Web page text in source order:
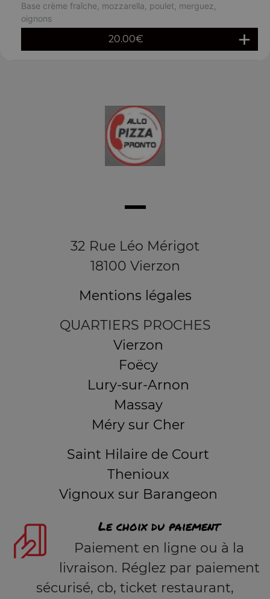
Base crème fraîche, mozzarella, poulet, merguez,
oignons
20.00€
32 Rue Léo Mérigot
18100 Vierzon
Mentions légales
QUARTIERS PROCHES
Vierzon
Foëcy
Lury-sur-Arnon
Massay
Méry sur Cher
Saint Hilaire de Court
Thenioux
Vignoux sur Barangeon
Le choix du paiement
Paiement en ligne ou à la
livraison. Réglez par paiement
sécurisé, cb, ticket restaurant,